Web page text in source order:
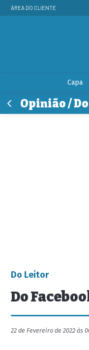
ÁREA DO CLIENTE
Capa
Opinião /
Do Leitor
Do
22 de Fevereiro de 2022 às